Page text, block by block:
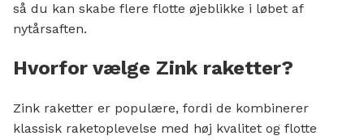
så du kan skabe flere flotte øjeblikke i løbet af
nytårsaften.
Hvorfor vælge Zink raketter?
Zink raketter er populære, fordi de kombinerer
klassisk raketoplevelse med høj kvalitet og flotte